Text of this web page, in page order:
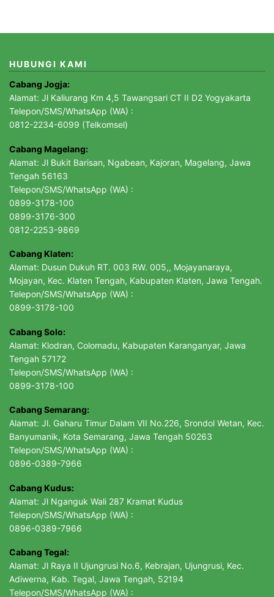
HUBUNGI KAMI
Cabang Jogja:
Alamat: Jl Kaliurang Km 4,5 Tawangsari CT II D2 Yogyakarta
Telepon/SMS/WhatsApp (WA) :
0812-2234-6099 (Telkomsel)
Cabang Magelang:
Alamat: Jl Bukit Barisan, Ngabean, Kajoran, Magelang, Jawa
Tengah 56163
Telepon/SMS/WhatsApp (WA) :
0899-3178-100
0899-3176-300
0812-2253-9869
Cabang Klaten:
Alamat: Dusun Dukuh RT. 003 RW. 005,, Mojayanaraya,
Mojayan, Kec. Klaten Tengah, Kabupaten Klaten, Jawa Tengah.
Telepon/SMS/WhatsApp (WA) :
0899-3178-100
Cabang Solo:
Alamat: Klodran, Colomadu, Kabupaten Karanganyar, Jawa
Tengah 57172
Telepon/SMS/WhatsApp (WA) :
0899-3178-100
Cabang Semarang:
Alamat: Jl. Gaharu Timur Dalam VII No.226, Srondol Wetan, Kec.
Banyumanik, Kota Semarang, Jawa Tengah 50263
Telepon/SMS/WhatsApp (WA) :
0896-0389-7966
Cabang Kudus:
Alamat: Jl Nganguk Wali 287 Kramat Kudus
Telepon/SMS/WhatsApp (WA) :
0896-0389-7966
Cabang Tegal:
Alamat: Jl Raya II Ujungrusi No.6, Kebrajan, Ujungrusi, Kec.
Adiwerna, Kab. Tegal, Jawa Tengah, 52194
Telepon/SMS/WhatsApp (WA) :